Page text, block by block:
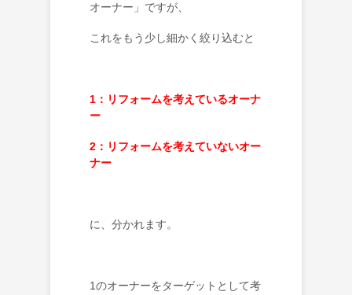
オーナー」ですが、
これをもう少し細かく絞り込むと
1：リフォームを考えているオーナ
ー
2：リフォームを考えていないオー
ナー
に、分かれます。
1のオーナーをターゲットとして考